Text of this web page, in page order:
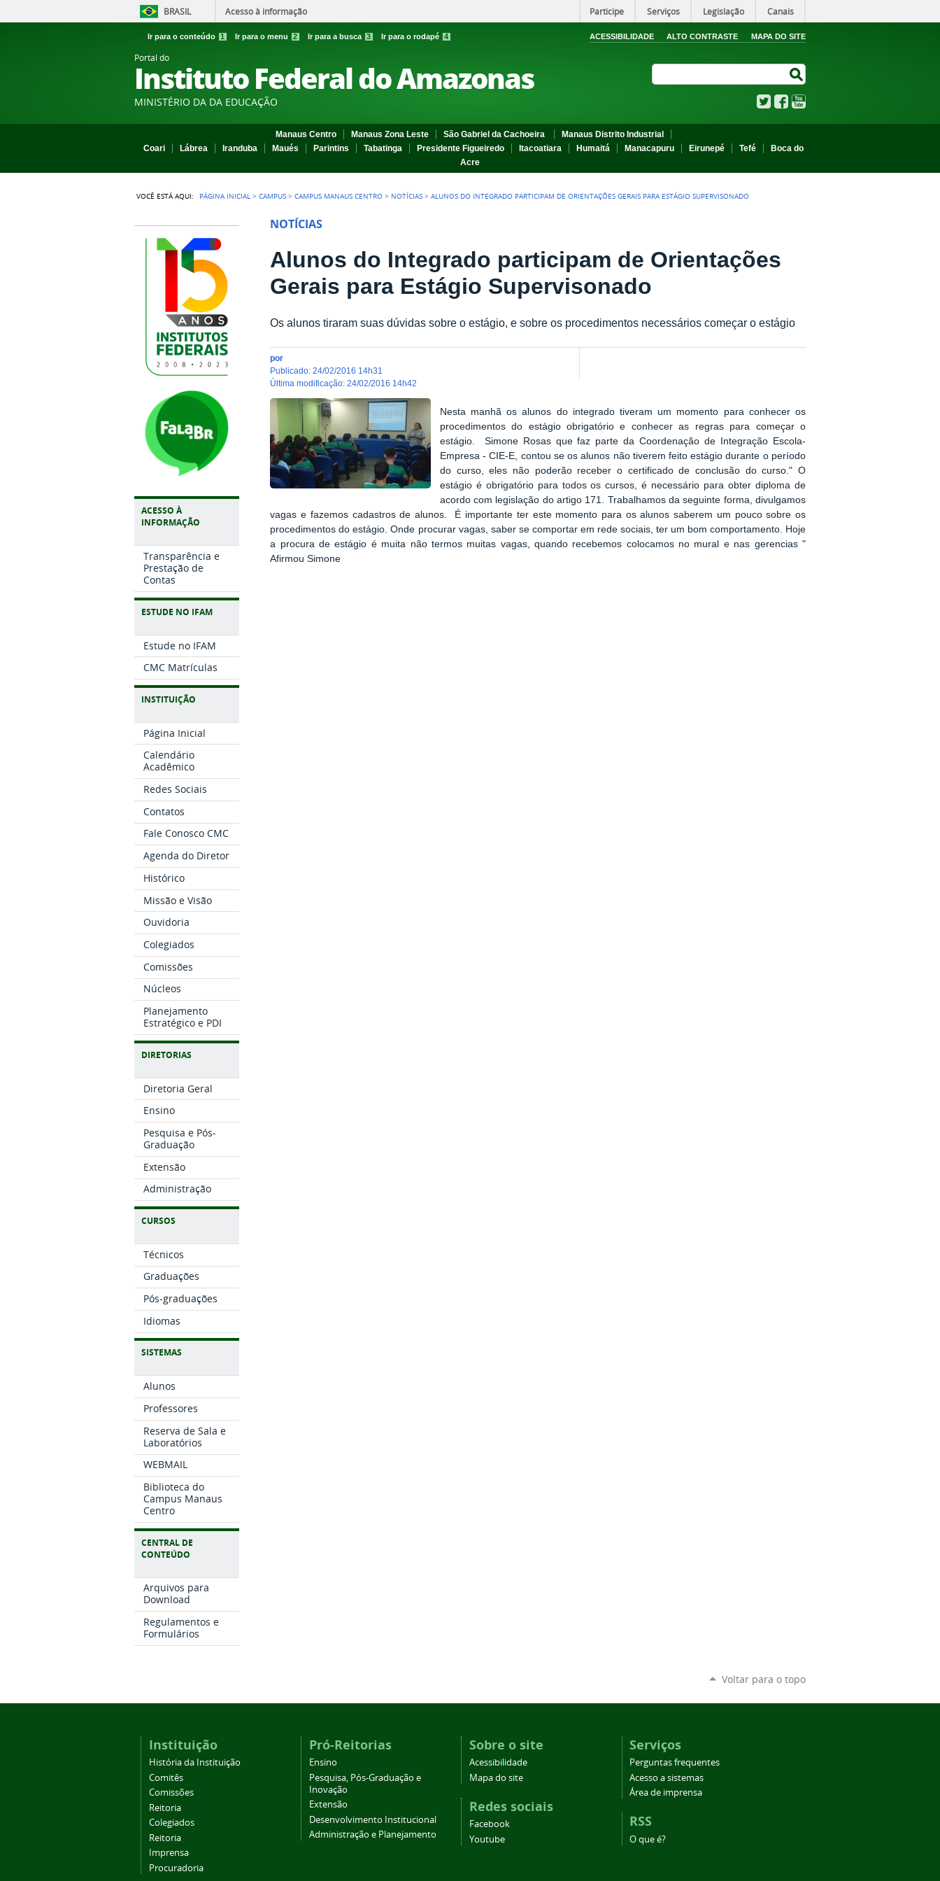
BRASIL Acesso à informação Participe Serviços Legislação Canais
Ir para o conteúdo 1 Ir para o menu 2 Ir para a busca 3 Ir para o rodapé 4 ACESSIBILIDADE ALTO CONTRASTE MAPA DO SITE
Portal do
Instituto Federal do Amazonas
MINISTÉRIO DA DA EDUCAÇÃO TwitterFacebook
Manaus Centro Manaus Zona Leste São Gabriel da Cachoeira
Manaus Distrito Industrial
Coari
Lábrea Iranduba Maués Parintins Tabatinga Presidente Figueiredo Itacoatiara Humaitá Manacapuru Eirunepé Tefé
Boca do
Acre
VOCÊ ESTÁ AQUI: PÁGINA INICIAL >CAMPUS >CAMPUS MANAUS CENTRO > NOTÍCIAS >ALUNOS DO INTEGRADO PARTICIPAM DE ORIENTAÇÕES GERAIS PARA ESTÁGIO SUPERVISONADO
ACESSO À
INFORMAÇÃO
Transparência e
Prestação de
Contas
ESTUDE NO IFAM
Estude no IFAM
CMC Matrículas
INSTITUIÇÃO
Página Inicial
Calendário
Acadêmico
Redes Sociais
Contatos
Fale Conosco CMC
Agenda do Diretor
Histórico
Missão e Visão
Ouvidoria
Colegiados
Comissões
Núcleos
Planejamento
Estratégico e PDI
DIRETORIAS
Diretoria Geral
Ensino
Pesquisa e Pós-
Graduação
Extensão
Administração
CURSOS
Técnicos
Graduações
Pós-graduações
Idiomas
SISTEMAS
Alunos
Professores
Reserva de Sala e
Laboratórios
WEBMAIL
Biblioteca do
Campus Manaus
Centro
CENTRAL DE
CONTEÚDO
Arquivos para
Download
Regulamentos e
Formulários
NOTÍCIAS
Alunos do Integrado participam de Orientações
Gerais para Estágio Supervisonado
Os alunos tiraram suas dúvidas sobre o estágio, e sobre os procedimentos necessários começar o estágio
por
publicado:24/02/2016 14h31
última modificação:24/02/2016 14h42
Nesta manhã os alunos do integrado tiveram um momento para conhecer os
procedimentos do estágio obrigatório e conhecer as regras para começar o
estágio. Simone Rosas que faz parte da Coordenação de Integração Escola-
Empresa - CIE-E, contou se os alunos não tiverem feito estágio durante o período
do curso, eles não poderão receber o certificado de conclusão do curso." O
estágio é obrigatório para todos os cursos, é necessário para obter diploma de
acordo com legislação do artigo 171. Trabalhamos da seguinte forma, divulgamos
vagas e fazemos cadastros de alunos. É importante ter este momento para os alunos saberem um pouco sobre os
procedimentos do estágio. Onde procurar vagas, saber se comportar em rede sociais, ter um bom comportamento. Hoje
a procura de estágio é muita não termos muitas vagas, quando recebemos colocamos no mural e nas gerencias "
Afirmou Simone
Voltar para o topo
Instituição
História da Instituição
Comitês
Comissões
Reitoria
Colegiados
Reitoria
Imprensa
Procuradoria
Pró-Reitorias
Ensino
Pesquisa, Pós-Graduação e
Inovação
Extensão
Desenvolvimento Institucional
Administração e Planejamento
Sobre o site
Acessibilidade
Mapa do site
Redes sociais
Facebook
Youtube
Serviços
Perguntas frequentes
Acesso a sistemas
Área de imprensa
RSS
O que é?